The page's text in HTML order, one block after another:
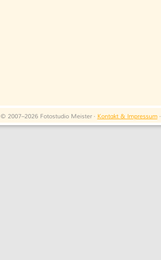
© 2007–2026 Fotostudio Meister · Kontakt & Impressum·